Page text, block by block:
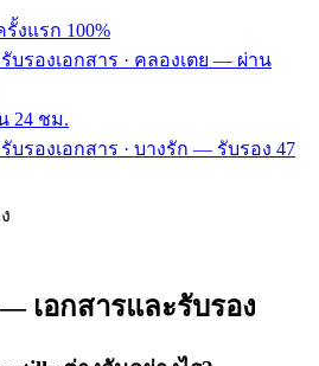
งแรก 100%
รับรองเอกสาร · คลองเตย — ผ่าน
24 ชม.
รับรองเอกสาร · บางรัก — รับรอง 47
เอกสารและรับรอง